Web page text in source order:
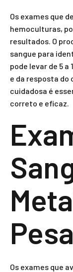
Os exames que
hemoculturas,
resultados. O
sangue para
pode levar de 5
e da resposta do
cuidadosa é
correto e eficaz.
Os exames que